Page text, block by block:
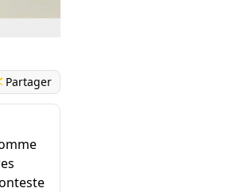
Partager